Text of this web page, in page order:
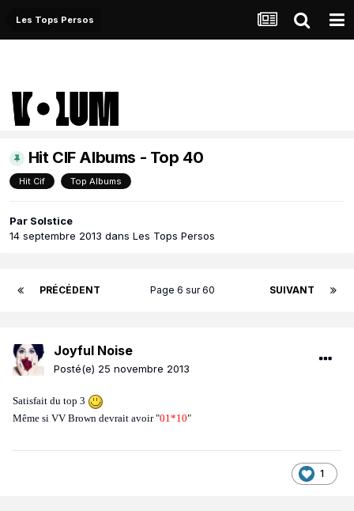
Les Tops Persos
Hit CIF Albums - Top 40
Hit Cif Top Albums
Par Solstice
14 septembre 2013 dans Les Tops Persos
PRÉCÉDENT SUIVANT
Page 6 sur 60
Joyful Noise
Posté(e) 25 novembre 2013
Satisfait du top 3
Même si VV Brown devrait avoir "01*10"
1